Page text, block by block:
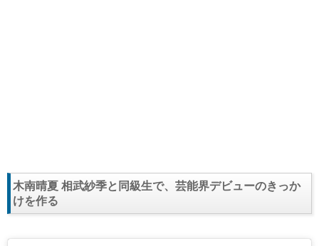
木南晴夏 相武紗季と同級生で、芸能界デビューのきっか
けを作る